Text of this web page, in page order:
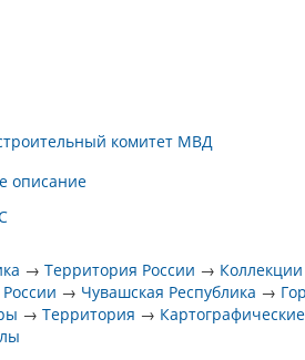
комитет МВД
описание
→Территория России → Коллекции
→ Чувашская Республика →
→Территория → Картографические